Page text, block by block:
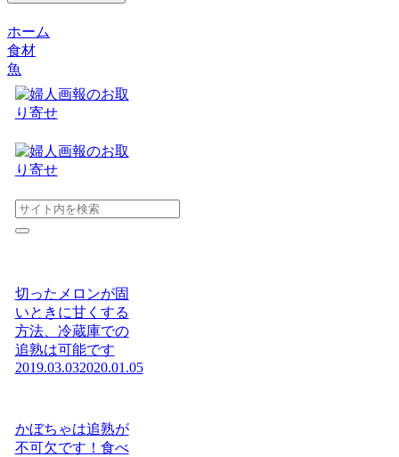
ホーム
食材
魚
切ったメロンが固
いときに甘くする
方法、冷蔵庫での
追熟は可能です
2019.03.032020.01.05
かぼちゃは追熟が
不可欠です！食べ